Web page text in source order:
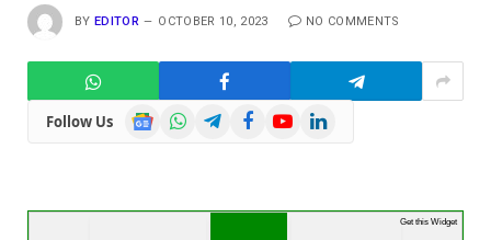
BY EDITOR OCTOBER 10, 2023 NO COMMENTS
Follow Us
GoogleWhatsAppTelegramFacebookYouTubeLinkedIn
Get this Widget